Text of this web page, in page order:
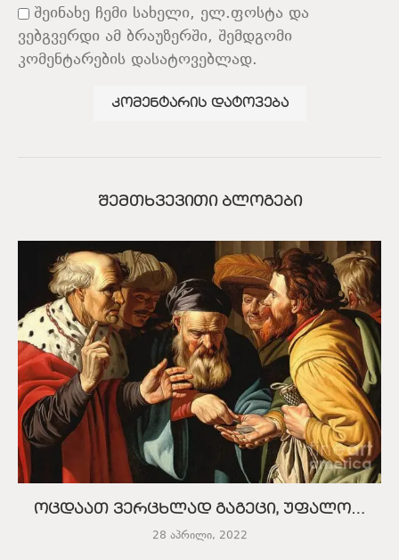
შეინახე ჩემი სახელი, ელ.ფოსტა და
ვებგვერდი ამ ბრაუზერში, შემდგომი
კომენტარების დასატოვებლად.
ᲨᲔᲛᲗᲮᲕᲔᲕᲘᲗᲘ ᲑᲚᲝᲒᲔᲑᲘ
ოცდაათ ვერცხლად გაგეცი, უფალო…
28 აპრილი, 2022